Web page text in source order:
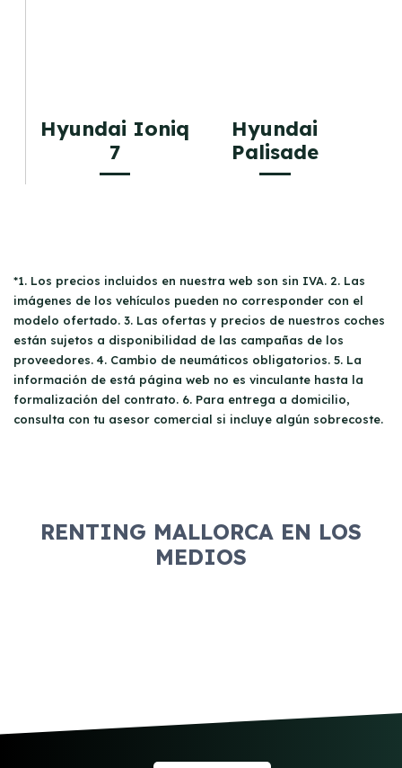
Hyundai Ioniq
7
Hyundai
Palisade
*1. Los precios incluidos en nuestra web son sin IVA. 2. Las
imágenes de los vehículos pueden no corresponder con el
modelo ofertado. 3. Las ofertas y precios de nuestros coches
están sujetos a disponibilidad de las campañas de los
proveedores. 4. Cambio de neumáticos obligatorios. 5. La
información de está página web no es vinculante hasta la
formalización del contrato. 6. Para entrega a domicilio,
consulta con tu asesor comercial si incluye algún sobrecoste.
RENTING MALLORCA EN LOS
MEDIOS